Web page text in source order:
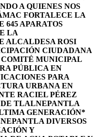
A QUIENES NOS
FORTALECE LA
645 APARATOS
LA
ALCALDESA ROSI
CIUDADANA
MUNICIPAL
PÚBLICA EN
PARA
URBANA EN
RACIEL PÉREZ
TLALNEPANTLA
GENERACIÓN*
DIVERSOS
Y